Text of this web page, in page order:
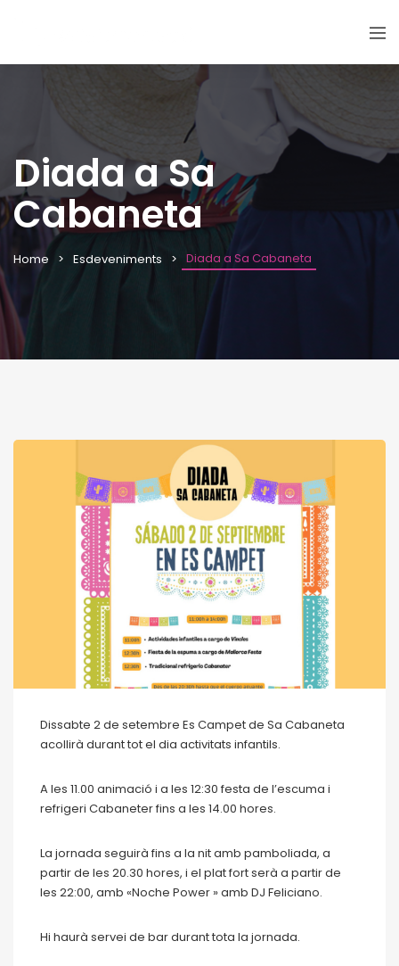
Diada a Sa
Cabaneta
Home Esdeveniments Diada a Sa Cabaneta
Dissabte 2 de setembre Es Campetde Sa Cabaneta
acollirà durant tot el dia activitats infantils.
A les 11.00 animació i a les 12:30 festa de l’escuma i
refrigeri Cabaneter fins a les 14.00 hores.
La jornada seguirà fins a la nit amb pamboliada, a
partir de les 20.30 hores, i el plat fort serà a partir de
les 22:00, amb «Noche Power » amb DJ Feliciano.
Hi haurà servei de bar durant tota la jornada.